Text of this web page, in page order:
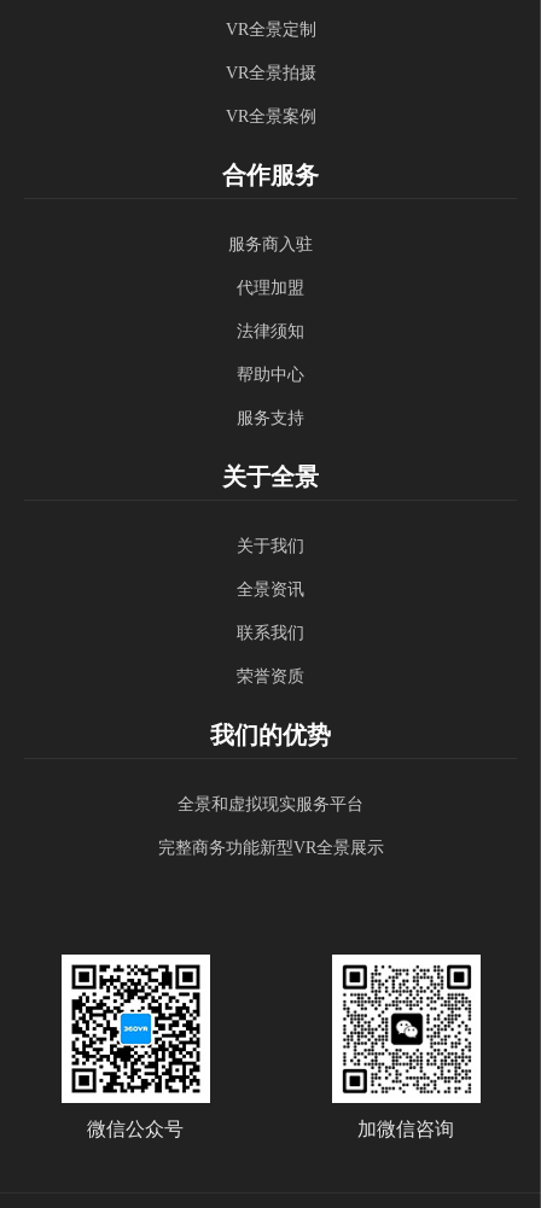
VR全景定制
VR全景拍摄
VR全景案例
合作服务
服务商入驻
代理加盟
法律须知
帮助中心
服务支持
关于全景
关于我们
全景资讯
联系我们
荣誉资质
我们的优势
全景和虚拟现实服务平台
完整商务功能新型VR全景展示
微信公众号 加微信咨询